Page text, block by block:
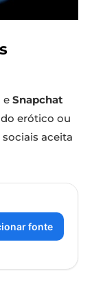
e Snapchat
erótico ou
aceita
fonte